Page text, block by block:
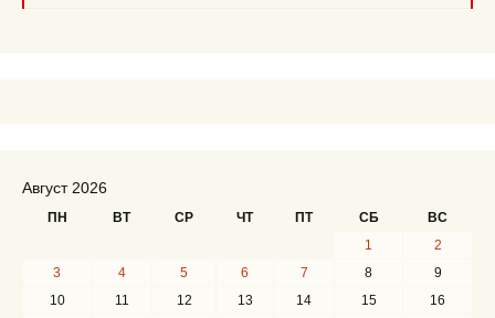
Август 2026
ПН ВТ СР ЧТ ПТ СБ
ВС
1
2
3
4 5 6 7 8
9
10
11 12 13 14 15 16